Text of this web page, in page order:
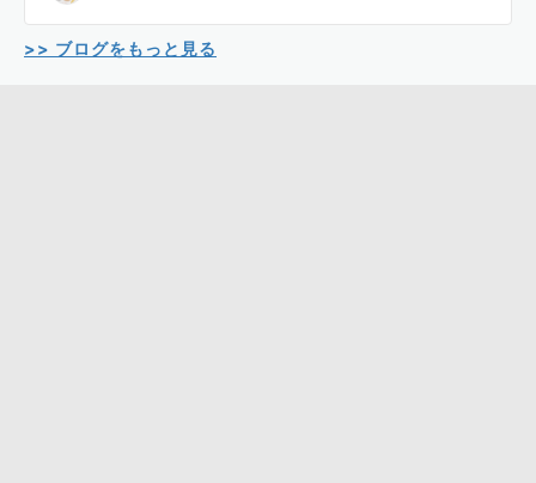
>> ブログをもっと見る